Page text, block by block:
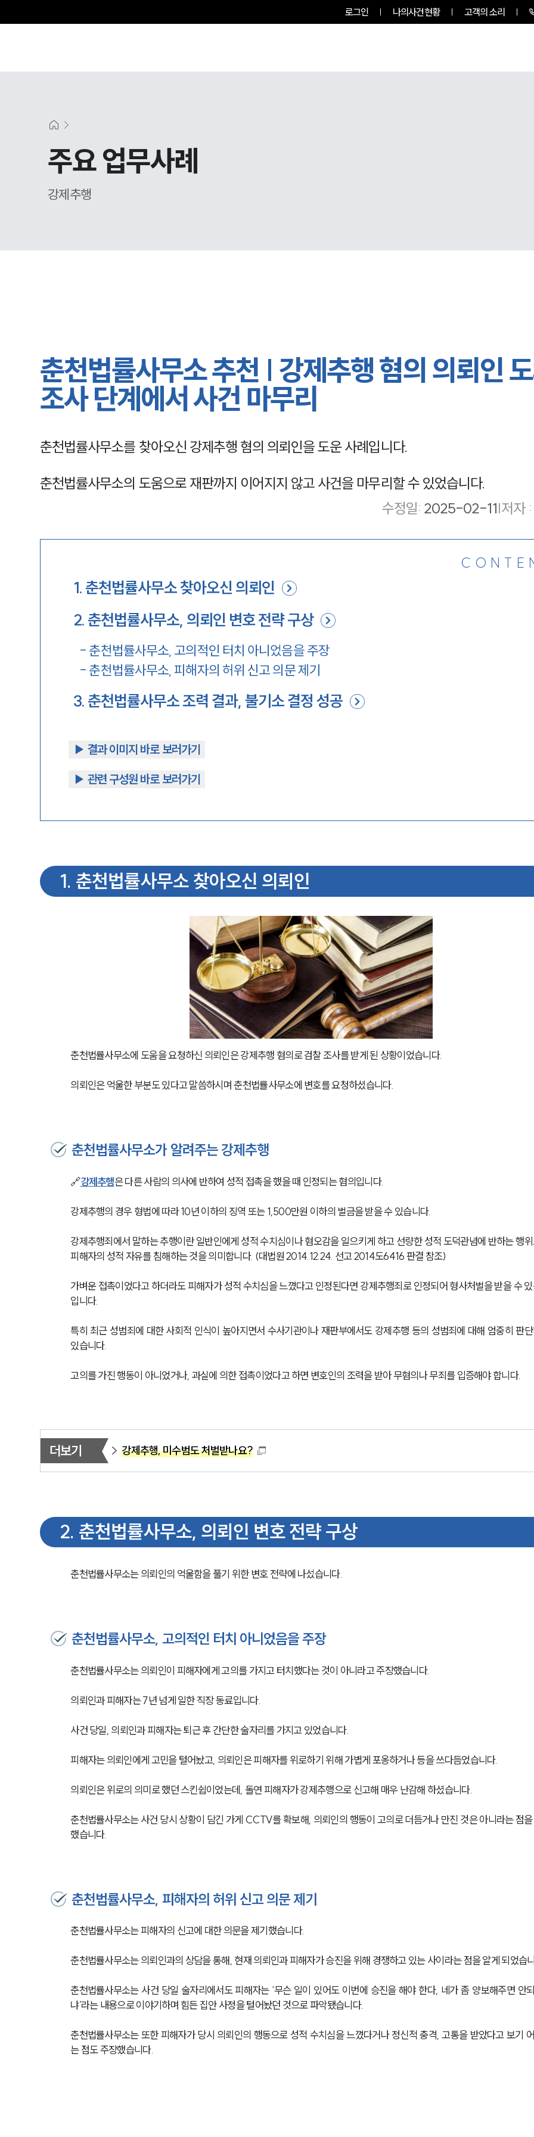
로그인 나의사건현황 고객의 소리
주요 업무사례
강제추행
춘천법률사무소 추천 | 강제추행 혐의 의뢰인
조사 단계에서 사건 마무리
춘천법률사무소를 찾아오신 강제추행 혐의 의뢰인을 도운 사례입니다.
춘천법률사무소의 도움으로 재판까지 이어지지 않고 사건을 마무리할 수 있었습니다.
수정일: 2025-02-11|저자 :
1.춘천법률사무소 찾아오신 의뢰인
2.춘천법률사무소, 의뢰인 변호 전략 구상
- 춘천법률사무소, 고의적인 터치 아니었음을 주장
- 춘천법률사무소, 피해자의 허위 신고 의문 제기
3.춘천법률사무소 조력 결과, 불기소 결정 성공
▶︎ 결과 이미지 바로 보러가기
▶︎ 관련 구성원 바로 보러가기
1. 춘천법률사무소 찾아오신 의뢰인
춘천법률사무소에 도움을 요청하신 의뢰인은 강제추행 혐의로 검찰 조사를 받게 된 상황이었습니다.
의뢰인은 억울한 부분도 있다고 말씀하시며 춘천법률사무소에 변호를 요청하셨습니다.
춘천법률사무소가 알려주는 강제추행
🔗강제추행은 다른 사람의 의사에 반하여 성적 접촉을 했을 때 인정되는 혐의입니다.
강제추행의 경우 형법에 따라 10년 이하의 징역 또는 1,500만원 이하의 벌금을 받을 수 있습니다.
강제추행죄에서 말하는 추행이란 일반인에게 성적 수치심이나 혐오감을 일으키게 하고 선량한 성적 도덕관념에 반하는 행
피해자의 성적 자유를 침해하는 것을 의미합니다. (대법원 2014.12.24. 선고 2014도6416 판결 참조)
가벼운 접촉이었다고 하더라도 피해자가 성적 수치심을 느꼈다고 인정된다면 강제추행죄로 인정되어 형사처벌을 받을 수 있
입니다.
특히 최근 성범죄에 대한 사회적 인식이 높아지면서 수사기관이나 재판부에서도 강제추행 등의 성범죄에 대해 엄중히 판
있습니다.
고의를 가진 행동이 아니었거나, 과실에 의한 접촉이었다고 하면 변호인의 조력을 받아 무혐의나 무죄를 입증해야 합니다.
더보기 강제추행, 미수범도 처벌받나요?
2. 춘천법률사무소, 의뢰인 변호 전략 구상
춘천법률사무소는 의뢰인의 억울함을 풀기 위한 변호 전략에 나섰습니다.
춘천법률사무소, 고의적인 터치 아니었음을 주장
춘천법률사무소는 의뢰인이 피해자에게 고의를 가지고 터치했다는 것이 아니라고 주장했습니다.
의뢰인과 피해자는 7년 넘게 일한 직장 동료입니다.
사건 당일, 의뢰인과 피해자는 퇴근 후 간단한 술자리를 가지고 있었습니다.
피해자는 의뢰인에게 고민을 털어놨고, 의뢰인은 피해자를 위로하기 위해 가볍게 포옹하거나 등을 쓰다듬었습니다.
의뢰인은 위로의 의미로 했던 스킨쉽이었는데, 돌연 피해자가 강제추행으로 신고해 매우 난감해 하셨습니다.
춘천법률사무소는 사건 당시 상황이 담긴 가게 CCTV를 확보해, 의뢰인의 행동이 고의로 더듬거나 만진 것은 아니라는 점
했습니다.
춘천법률사무소, 피해자의 허위 신고 의문 제기
춘천법률사무소는 피해자의 신고에 대한 의문을 제기했습니다.
춘천법률사무소는 의뢰인과의 상담을 통해, 현재 의뢰인과 피해자가 승진을 위해 경쟁하고 있는 사이라는 점을 알게 되었습
춘천법률사무소는 사건 당일 술자리에서도 피해자는 ‘무슨 일이 있어도 이번에 승진을 해야 한다, 네가 좀 양보해주면 안
냐’라는 내용으로 이야기하며 힘든 집안 사정을 털어놨던 것으로 파악됐습니다.
춘천법률사무소는 또한 피해자가 당시 의뢰인의 행동으로 성적 수치심을 느꼈다거나 정신적 충격, 고통을 받았다고 보기
는 점도 주장했습니다.